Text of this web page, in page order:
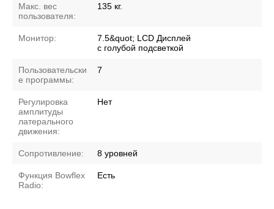
Макс. вес
пользователя:
135 кг.
Монитор:
7.5&quot; LCD Дисплей
с голубой подсветкой
Пользовательски
е программы:
7
Регулировка
амплитуды
латерального
движения:
Нет
Сопротивление: 8 уровней
Функция Bowflex
Radio:
Есть